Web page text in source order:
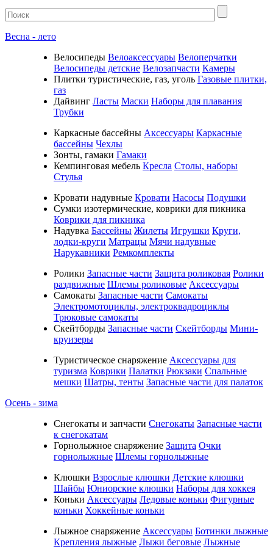
Весна - лето
Велосипеды Велоаксессуары Велоперчатки
Велосипеды детские Велозапчасти Камеры
Плитки туристические, газ, уголь Газовые плитки,
газ
Дайвинг Ласты Маски Наборы для плавания
Трубки
Каркасные бассейны Аксессуары Каркасные
бассейны Чехлы
Зонты, гамаки Гамаки
Кемпинговая мебель Кресла Столы, наборы
Стулья
Кровати надувные Кровати Насосы Подушки
Cумки изотермические, коврики для пикника
Коврики для пикника
Надувка Бассейны Жилеты Игрушки Круги,
лодки-круги Матрацы Мячи надувные
Нарукавники Ремкомплекты
Ролики Запасные части Защита роликовая Ролики
раздвижные Шлемы роликовые Аксессуары
Самокаты Запасные части Самокаты
Электромотоциклы, электроквадроциклы
Трюковые самокаты
Скейтборды Запасные части Скейтборды Мини-
круизеры
Туристическое снаряжение Аксессуары для
туризма Коврики Палатки Рюкзаки Спальные
мешки Шатры, тенты Запасные части для палаток
Осень - зима
Cнегокаты и запчасти Снегокаты Запасные части
к снегокатам
Горнолыжное снаряжение Защита Очки
горнолыжные Шлемы горнолыжные
Клюшки Взрослые клюшки Детские клюшки
Шайбы Юниорские клюшки Наборы для хоккея
Коньки Аксессуары Ледовые коньки Фигурные
коньки Хоккейные коньки
Лыжное снаряжение Аксессуары Ботинки лыжные
Крепления лыжные Лыжи беговые Лыжные